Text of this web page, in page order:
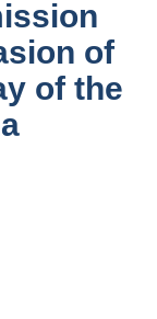
of
of the